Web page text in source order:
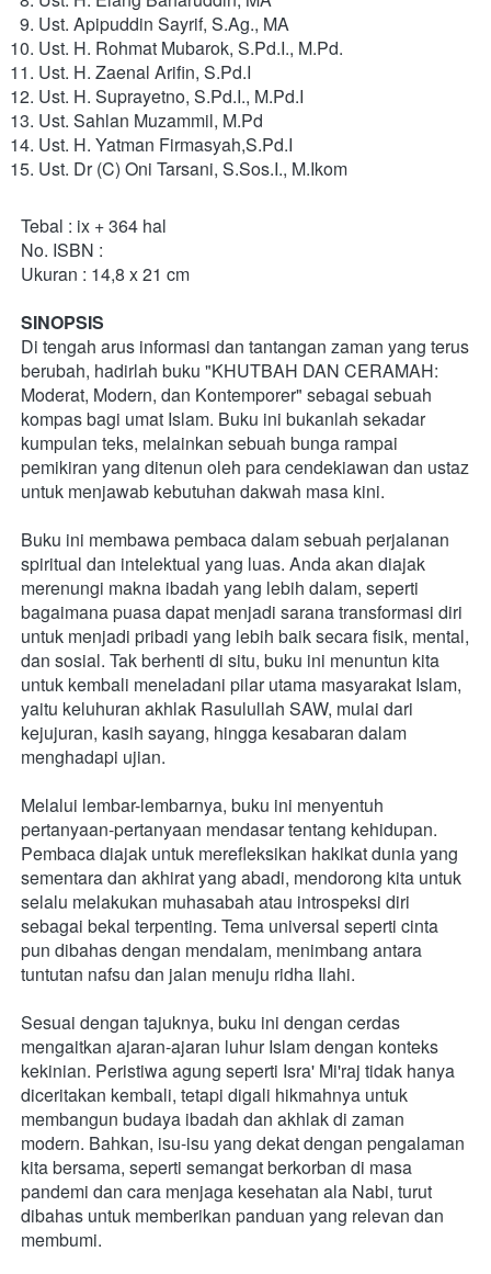
Ust. Apipuddin Sayrif, S.Ag., MA
Ust. H. Rohmat Mubarok, S.Pd.I., M.Pd.
Ust. H. Zaenal Arifin, S.Pd.I
Ust. H. Suprayetno, S.Pd.I., M.Pd.I
Ust. Sahlan Muzammil, M.Pd
Ust. H. Yatman Firmasyah,S.Pd.I
Ust. Dr (C) Oni Tarsani, S.Sos.I., M.Ikom
Tebal : ix + 364 hal
No. ISBN :
Ukuran : 14,8 x 21 cm
SINOPSIS
Di tengah arus informasi dan tantangan zaman yang terus
berubah, hadirlah buku "KHUTBAH DAN CERAMAH:
Moderat, Modern, dan Kontemporer" sebagai sebuah
kompas bagi umat Islam. Buku ini bukanlah sekadar
kumpulan teks, melainkan sebuah bunga rampai
pemikiran yang ditenun oleh para cendekiawan dan ustaz
untuk menjawab kebutuhan dakwah masa kini.
Buku ini membawa pembaca dalam sebuah perjalanan
spiritual dan intelektual yang luas. Anda akan diajak
merenungi makna ibadah yang lebih dalam, seperti
bagaimana puasa dapat menjadi sarana transformasi diri
untuk menjadi pribadi yang lebih baik secara fisik, mental,
dan sosial. Tak berhenti di situ, buku ini menuntun kita
untuk kembali meneladani pilar utama masyarakat Islam,
yaitu keluhuran akhlak Rasulullah SAW, mulai dari
kejujuran, kasih sayang, hingga kesabaran dalam
menghadapi ujian.
Melalui lembar-lembarnya, buku ini menyentuh
pertanyaan-pertanyaan mendasar tentang kehidupan.
Pembaca diajak untuk merefleksikan hakikat dunia yang
sementara dan akhirat yang abadi, mendorong kita untuk
selalu melakukan muhasabah atau introspeksi diri
sebagai bekal terpenting. Tema universal seperti cinta
pun dibahas dengan mendalam, menimbang antara
tuntutan nafsu dan jalan menuju ridha Ilahi.
Sesuai dengan tajuknya, buku ini dengan cerdas
mengaitkan ajaran-ajaran luhur Islam dengan konteks
kekinian. Peristiwa agung seperti Isra' Mi'raj tidak hanya
diceritakan kembali, tetapi digali hikmahnya untuk
membangun budaya ibadah dan akhlak di zaman
modern. Bahkan, isu-isu yang dekat dengan pengalaman
kita bersama, seperti semangat berkorban di masa
pandemi dan cara menjaga kesehatan ala Nabi, turut
dibahas untuk memberikan panduan yang relevan dan
membumi.